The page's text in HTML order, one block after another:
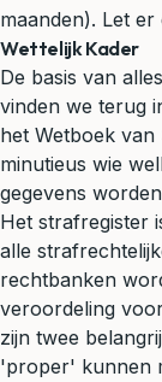
maanden). Let
Wettelijk Kader
De basis van
vinden we terug
het Wetboek
minutieus wie
gegevens
Het strafregister
alle
rechtbanken
veroordeling
zijn twee
'proper' kunnen